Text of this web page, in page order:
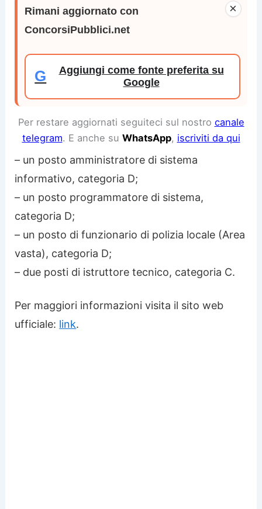
×
Rimani aggiornato con
ConcorsiPubblici.net
G
Aggiungi come fonte preferita su
Google
Per restare aggiornati seguiteci sul nostro canale
telegram. E anche su WhatsApp, iscriviti da qui
– un posto amministratore di sistema
informativo, categoria D;
– un posto programmatore di sistema,
categoria D;
– un posto di funzionario di polizia locale (Area
vasta), categoria D;
– due posti di istruttore tecnico, categoria C.
Per maggiori informazioni visita il sito web
ufficiale: link.